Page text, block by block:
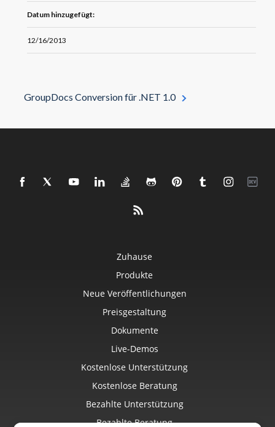
Datum hinzugefügt:
12/16/2013
GroupDocs Conversion für .NET 1.0
Zuhause
Produkte
Neue Veröffentlichungen
Preisgestaltung
Dokumente
Live-Demos
Kostenlose Unterstützung
Kostenlose Beratung
Bezahlte Unterstützung
Bezahlte Beratung